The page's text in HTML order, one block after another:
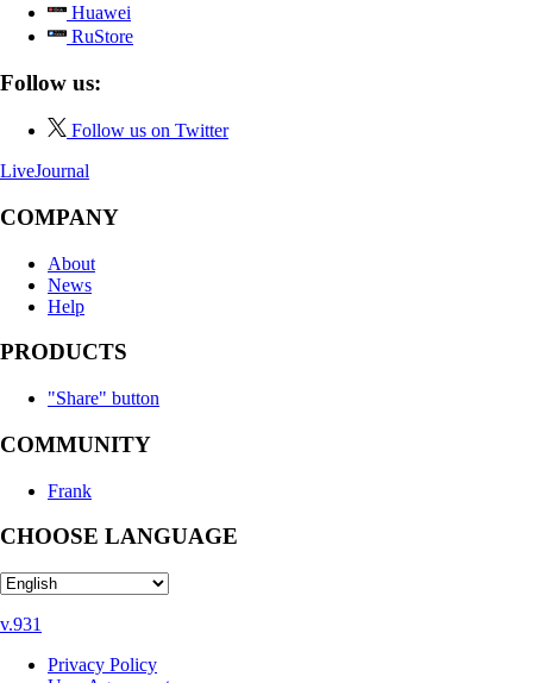
Huawei
RuStore
Follow us:
Follow us on Twitter
LiveJournal
COMPANY
About
News
Help
PRODUCTS
"Share" button
COMMUNITY
Frank
CHOOSE LANGUAGE
v.931
Privacy Policy